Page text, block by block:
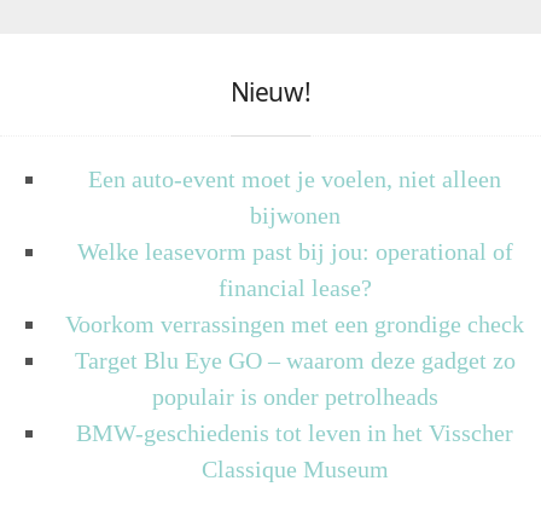
Nieuw!
Een auto-event moet je voelen, niet alleen
bijwonen
Welke leasevorm past bij jou: operational of
financial lease?
Voorkom verrassingen met een grondige check
Target Blu Eye GO – waarom deze gadget zo
populair is onder petrolheads
BMW-geschiedenis tot leven in het Visscher
Classique Museum